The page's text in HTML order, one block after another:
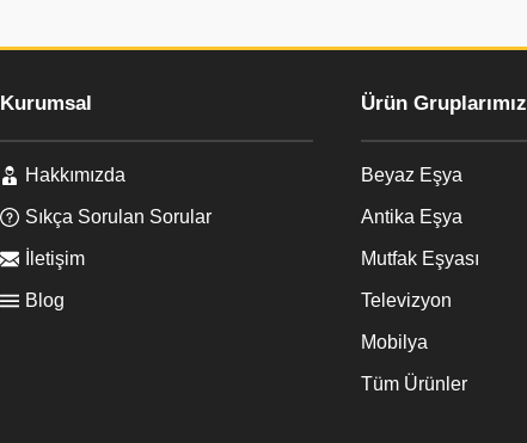
Kurumsal
Hakkımızda
Sıkça Sorulan Sorular
İletişim
Blog
Ürün Gruplarımız
Beyaz Eşya
Antika Eşya
Mutfak Eşyası
Televizyon
Mobilya
Tüm Ürünler